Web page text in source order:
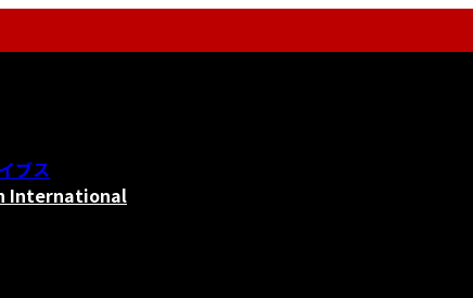
ブス
International